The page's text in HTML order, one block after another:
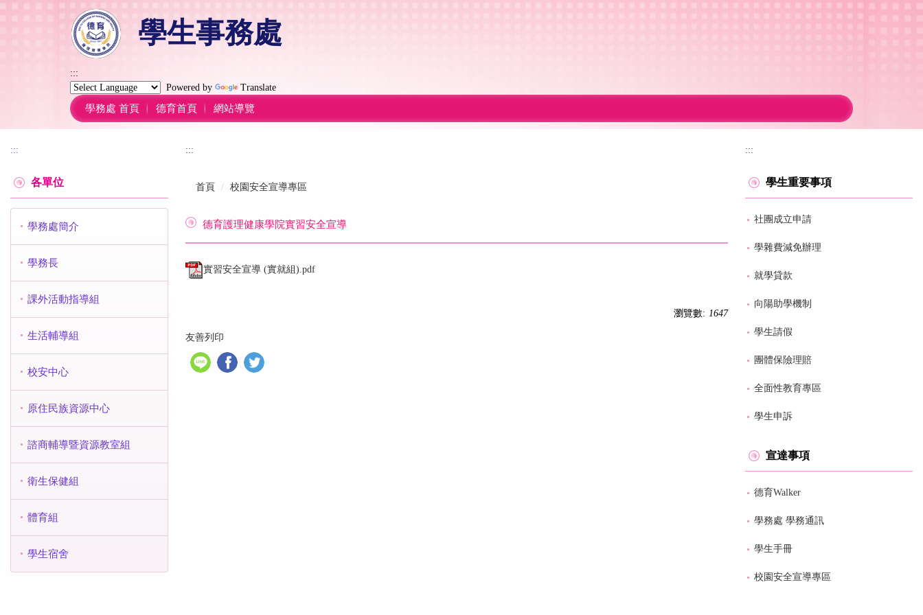
學生事務處
:::
Powered by
Translate
學務處 首頁 德育首頁 網站導覽
:::
各單位
學務處簡介
學務長
課外活動指導組
生活輔導組
校安中心
原住民族資源中心
諮商輔導暨資源教室組
衛生保健組
體育組
學生宿舍
:::
首頁 校園安全宣導專區
德育護理健康學院實習安全宣導
實習安全宣導 (實就組).pdf
瀏覽數: 1647
友善列印
:::
學生重要事項
社團成立申請
學雜費減免辦理
就學貸款
向陽助學機制
學生請假
團體保險理賠
全面性教育專區
學生申訴
宣達事項
德育Walker
學務處 學務通訊
學生手冊
校園安全宣導專區